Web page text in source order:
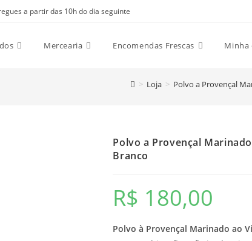
a partir das 10h do dia seguinte
Mercearia Encomendas Frescas Minha
> Loja > Polvo a Provençal
Polvo a Provençal
Branco
R$ 180,00
Polvo à Provençal Marinado ao